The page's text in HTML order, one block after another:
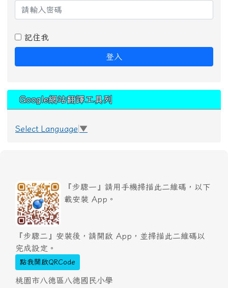
記住我
登入
Google網站翻譯工具列
Select Language ▼
『步驟一』請用手機掃描此二維碼，以下
載安裝 App。
『步驟二』安裝後，請開啟 App，並掃描此二維碼以
完成設定。
點我開啟QRCode
桃園市八德區八德國民小學